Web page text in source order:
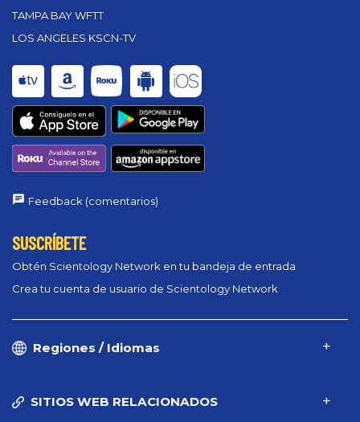
TAMPA BAY WFTT
LOS ANGELES KSCN-TV
Feedback (comentarios)
SUSCRÍBETE
Obtén Scientology Network en tu bandeja de entrada
Crea tu cuenta de usuario de Scientology Network
Regiones / Idiomas
SITIOS WEB RELACIONADOS